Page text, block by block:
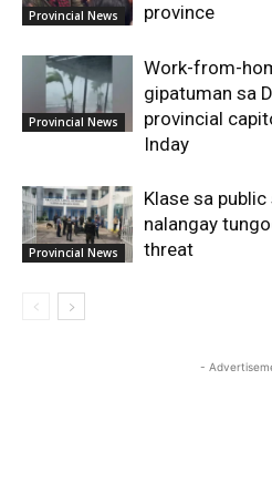
Provincial News
province
Provincial News
Work-from-
gipatuman sa
provincial
Inday
Provincial News
Klase sa
nalangay
threat
-